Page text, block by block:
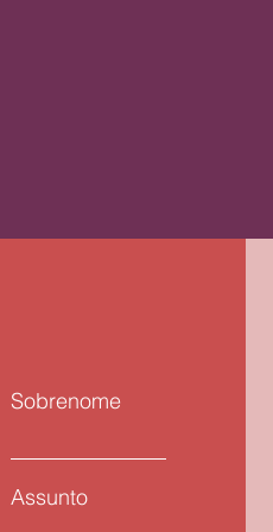
Sobrenome
Assunto